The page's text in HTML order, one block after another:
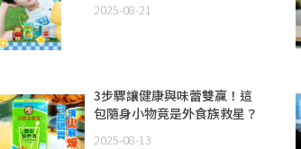
2025-08-21
3步驟讓健康與味蕾雙贏！這
包隨身小物竟是外食族救星？
2025-08-13